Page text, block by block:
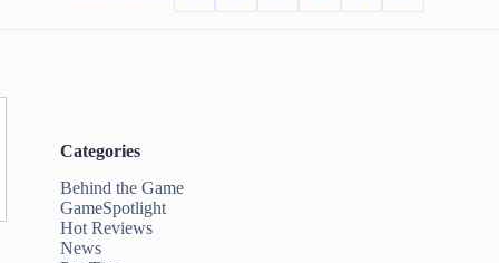
Categories
Behind the Game
GameSpotlight
Hot Reviews
News